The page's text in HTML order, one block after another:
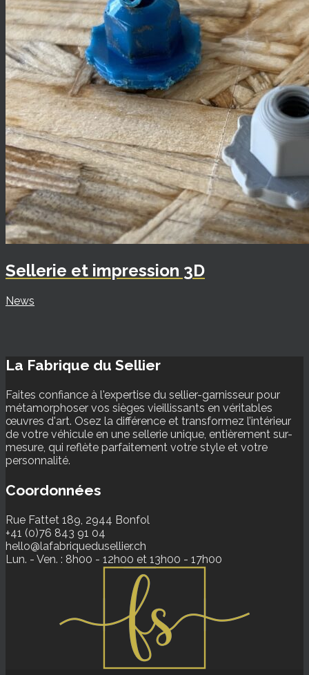
Sellerie et impression 3D
News
La Fabrique du Sellier
Faites confiance à l'expertise du sellier-garnisseur pour
métamorphoser vos sièges vieillissants en véritables
œuvres d'art. Osez la différence et transformez l’intérieur
de votre véhicule en une sellerie unique, entièrement sur-
mesure, qui reflète parfaitement votre style et votre
personnalité.
Coordonnées
Rue Fattet 189, 2944 Bonfol
+41 (0)76 843 91 04
hello@lafabriquedusellier.ch
Lun. - Ven. : 8h00 - 12h00 et 13h00 - 17h00